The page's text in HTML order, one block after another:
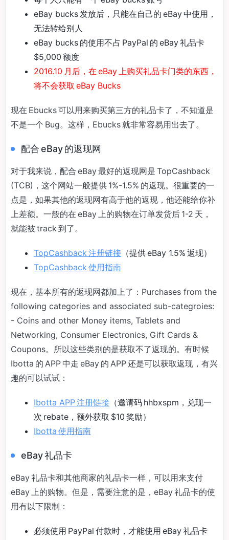
eBay bucks 发放后，只能在自己的 eBay 中使用，
无法转给别人
eBay bucks 的使用不占 PayPal 的 eBay 礼品卡
$5,000 额度
2016.10 月后，在 eBay 上购买礼品卡门类的东西，
将不会获取 eBay Bucks
现在 Ebucks 可以用来购买第三方的礼品卡了，不知道是
不是一个 Bug。这样，Ebucks 就非常容易用出去了。
配合 eBay 的返现网
对于我来说，配合 eBay 最好的返现网是 TopCashback
(TCB)，这个网站一般提供 1%-1.5% 的返现。很重要的一
点是，如果其他的返现网有高于他的返现，他还能给你补
上差额。一般的在 eBay 上的购物在订单发货后 1-2 天，
就能被 track 到了。
TopCashback 注册链接 （提供 eBay 1.5% 返现）
TopCashback 使用指南
现在，基本所有的返现网都加上了：Purchases from the
following categories and associated sub-categroies:
- Coins and other Money items, Tablets and
Networking, Consumer Electronics, Gift Cards &
Coupons。所以这些类别的是获取不了返现的。有时候
Ibotta 的 APP 中走 eBay 的 APP 还是可以获取返现，有兴
趣的可以试试：
Ibotta APP 注册链接 （邀请码 hhbxspm，兑现一
次 rebate，额外获取 $10 奖励）
Ibotta 使用指南
eBay 礼品卡
eBay 礼品卡和其他商家的礼品卡一样，可以用来支付
eBay 上的购物。但是，需要注意的是，eBay 礼品卡的使
用有以下限制：
必须使用 PayPal 付款时，才能使用 eBay 礼品卡